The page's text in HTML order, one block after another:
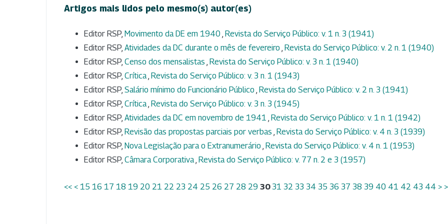
Artigos mais lidos pelo mesmo(s) autor(es)
Editor RSP, Movimento da DE em 1940 , Revista do Serviço Público: v. 1 n. 3 (1941)
Editor RSP, Atividades da DC durante o mês de fevereiro , Revista do Serviço Público: v. 2 n. 1 (1940)
Editor RSP, Censo dos mensalistas , Revista do Serviço Público: v. 3 n. 1 (1940)
Editor RSP, Crítica, Revista do Serviço Público: v. 3 n. 1 (1943)
Editor RSP, Salário mínimo do Funcionário Público , Revista do Serviço Público: v. 2 n. 3 (1941)
Editor RSP, Crítica, Revista do Serviço Público: v. 3 n. 3 (1945)
Editor RSP, Atividades da DC em novembro de 1941 , Revista do Serviço Público: v. 1 n. 1 (1942)
Editor RSP, Revisão das propostas parciais por verbas , Revista do Serviço Público: v. 4 n. 3 (1939)
Editor RSP, Nova Legislação para o Extranumerário , Revista do Serviço Público: v. 4 n. 1 (1953)
Editor RSP, Câmara Corporativa, Revista do Serviço Público: v. 77 n. 2 e 3 (1957)
<< < 15 16 17 18 19 20 21 22 23 24 25 26 27 28 29 30 31 32 33 34 35 36 37 38 39 40 41 42 43 44 >